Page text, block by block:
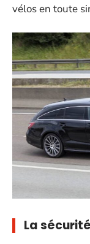
vélos en toute
La sécurité